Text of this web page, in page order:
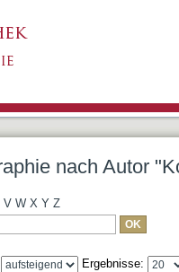
nach Autor
V W X Y Z
Ergebnisse: